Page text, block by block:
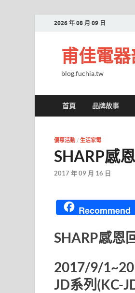
2026 年 08 月 09 日
甫佳電
blog.fuchia.tw
首頁 品牌故事
優惠活動 / 生活家電
SHARP感
2017 年 09 月 16 日
Recommend
SHARP感恩
2017/9/
JD系列(KC-